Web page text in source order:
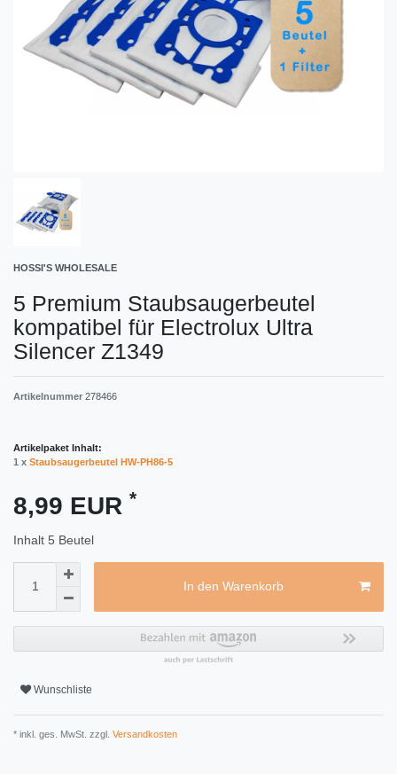
HOSSI'S WHOLESALE
5 Premium Staubsaugerbeutel
kompatibel für Electrolux Ultra
Silencer Z1349
Artikelnummer 278466
Artikelpaket Inhalt:
1 x Staubsaugerbeutel HW-PH86-5
8,99 EUR *
Inhalt 5 Beutel
In den Warenkorb
Wunschliste
* inkl. ges. MwSt. zzgl. Versandkosten